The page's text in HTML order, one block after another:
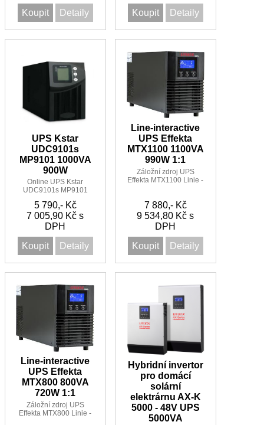
Koupit
Detaily
Koupit
Detaily
UPS Kstar
UDC9101s
MP9101 1000VA
900W
Online UPS Kstar
UDC9101s MP9101
5 790,- Kč
7 005,90 Kč s
DPH
Koupit
Detaily
Line-interactive
UPS Effekta
MTX1100 1100VA
990W 1:1
Záložní zdroj UPS
Effekta MTX1100 Linie -
minut
7 880,- Kč
9 534,80 Kč s
DPH
Koupit
Detaily
Line-interactive
UPS Effekta
MTX800 800VA
720W 1:1
Záložní zdroj UPS
Effekta MTX800 Linie -
Hybridní invertor
pro domácí
solární
elektrárnu AX-K
5000 - 48V UPS
5000VA